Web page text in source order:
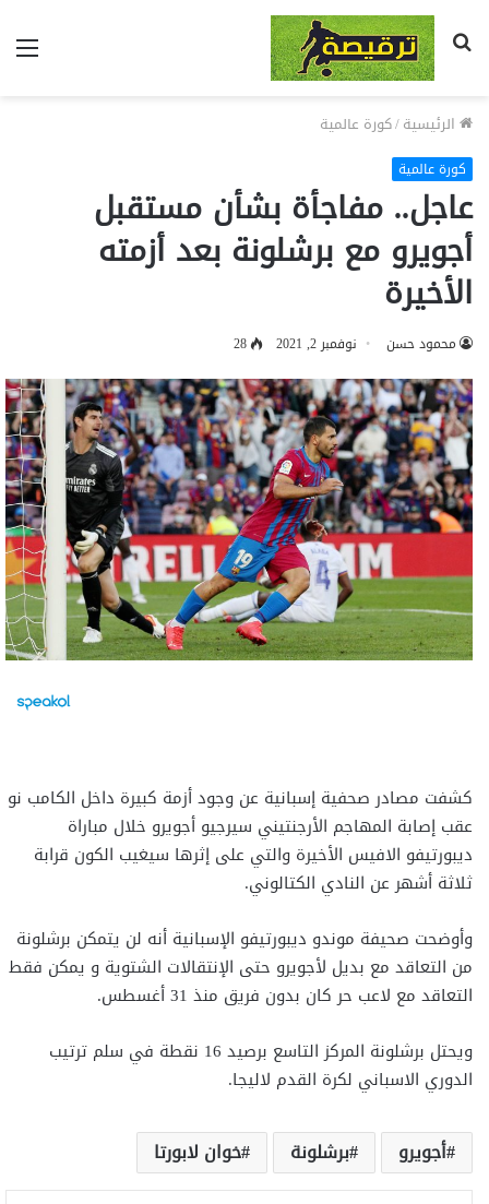
بحث
عن
الرئيسية/كورة عالمية
كورة عالمية
عاجل.. مفاجأة بشأن مستقبل
أجويرو مع برشلونة بعد أزمته
الأخيرة
محمود حسن نوفمبر 2, 2021 28
كشفت مصادر صحفية إسبانية عن وجود أزمة كبيرة داخل الكامب نو
عقب إصابة المهاجم الأرجنتيني سيرجيو أجويرو خلال مباراة
ديبورتيفو الافيس الأخيرة والتي على إثرها سيغيب الكون قرابة
ثلاثة أشهر عن النادي الكتالوني.
وأوضحت صحيفة موندو ديبورتيفو الإسبانية أنه لن يتمكن برشلونة
من التعاقد مع بديل لأجويرو حتى الإنتقالات الشتوية و يمكن فقط
التعاقد مع لاعب حر كان بدون فريق منذ 31 أغسطس.
ويحتل برشلونة المركز التاسع برصيد 16 نقطة في سلم ترتيب
الدوري الاسباني لكرة القدم لاليجا.
أجويرو برشلونة خوان لابورتا